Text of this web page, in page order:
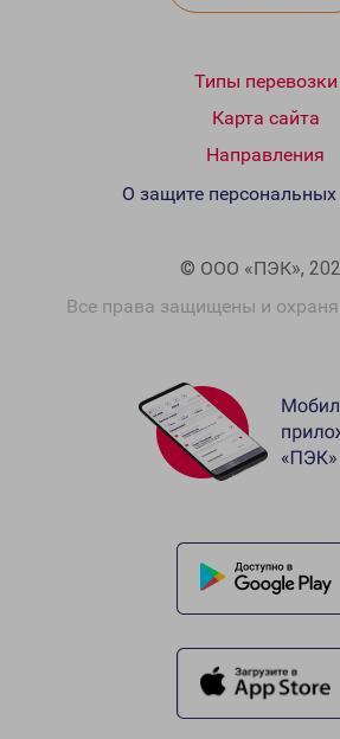
Типы перевозки
Карта сайта
Направления
© ООО «ПЭК»,
Все права защищены и
О защите